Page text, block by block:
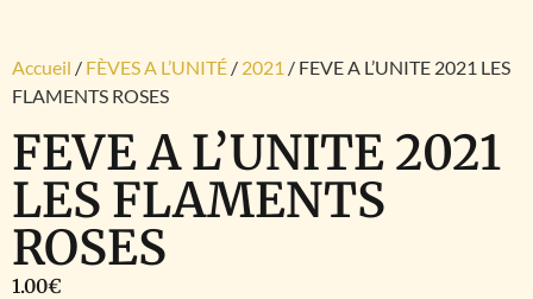
Accueil / FÈVES A L’UNITÉ / 2021 / FEVE A L’UNITE 2021 LES
FLAMENTS ROSES
FEVE A L’UNITE 2021
LES FLAMENTS
ROSES
1.00€